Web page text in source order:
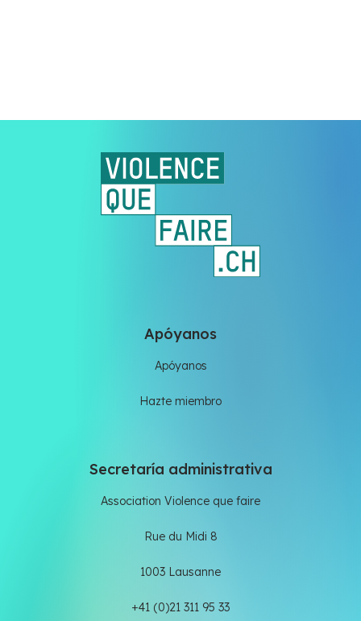
Apóyanos
Apóyanos
Hazte miembro
Secretaría administrativa
Association Violence que faire
Rue du Midi 8
1003 Lausanne
+41 (0)21 311 95 33